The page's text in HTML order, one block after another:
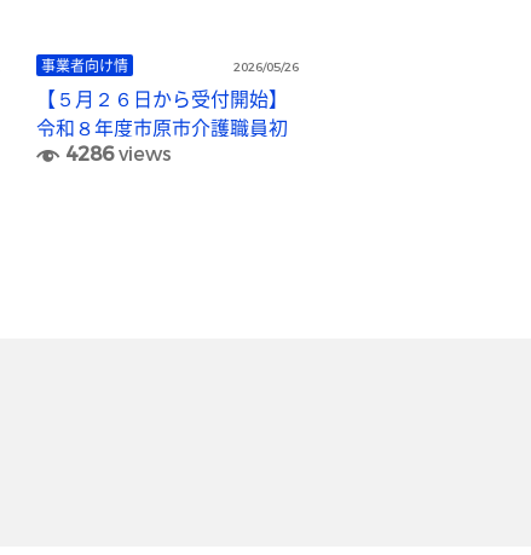
事業者向け情 2026/05/26
【５月２６日から受付開始】
令和８年度市原市介護職員初
任者研修等費用補助金につい
4286 views